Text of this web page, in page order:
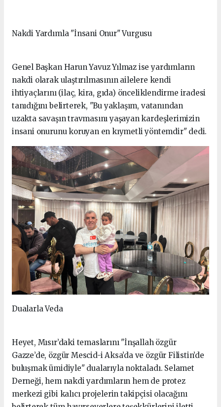
Nakdi Yardımla "İnsani Onur" Vurgusu
Genel Başkan Harun Yavuz Yılmaz ise yardımların
nakdi olarak ulaştırılmasının ailelere kendi
ihtiyaçlarını (ilaç, kira, gıda) önceliklendirme iradesi
tanıdığını belirterek, "Bu yaklaşım, vatanından
uzakta savaşın travmasını yaşayan kardeşlerimizin
insani onurunu koruyan en kıymetli yöntemdir" dedi.
Dualarla Veda
Heyet, Mısır’daki temaslarını "İnşallah özgür
Gazze’de, özgür Mescid-i Aksa’da ve özgür Filistin’de
buluşmak ümidiyle" dualarıyla noktaladı. Selamet
Derneği, hem nakdi yardımların hem de protez
merkezi gibi kalıcı projelerin takipçisi olacağını